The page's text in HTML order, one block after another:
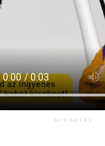
HIRDETÉS